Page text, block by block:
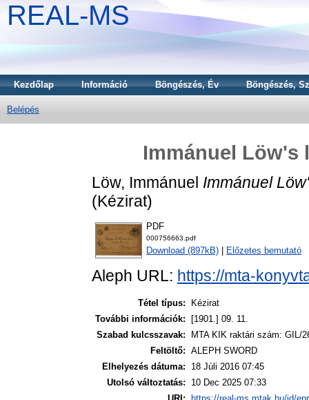
REAL-MS
Kezdőlap Információ Böngészés, Év Böngészés,
Belépés
Immánuel Löw's
Löw, Immánuel Immánuel
(Kézirat)
PDF
000756663.pdf
Download (897kB) Előzetes bemutató
Aleph URL: https://mta-
Tétel típus:
Kézirat
További információk:
[1901.] 09. 11.
Szabad kulcsszavak:
MTA KIK raktári szám: GIL/
Feltöltő: ALEPH SWORD
Elhelyezés dátuma:
18 Júli 2016 07:45
Utolsó változtatás:
10 Dec 2025 07:33